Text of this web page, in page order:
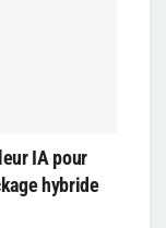
IA pour
hybride